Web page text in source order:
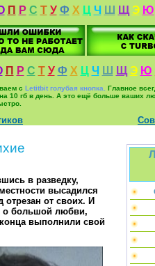
П Р С Т У Ф Х Ц Ч Ш Щ Э Ю
П Р С Т У Ф Х Ц Ч Ш Щ Э Ю
с Letitbit голубая кнопка. Главное
10 гб в день. А это ещё больше
в разведку,
высадился
от своих. И
о большой любви,
выполнили свой